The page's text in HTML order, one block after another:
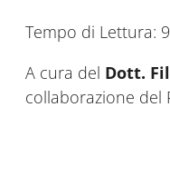
Tempo di Lettura: 9
A cura del Dott.
collaborazione del